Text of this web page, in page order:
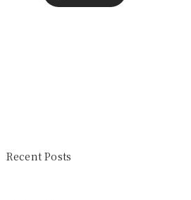
Recent Posts